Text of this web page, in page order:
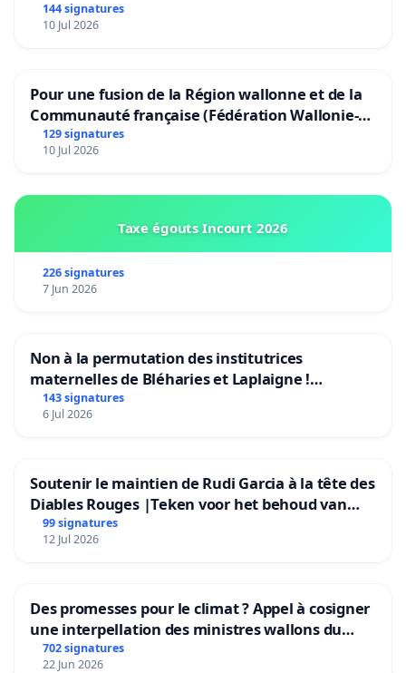
144 signatures
10 Jul 2026
Pour une fusion de la Région wallonne et de la
Communauté française (Fédération Wallonie-
Bruxelles)
129 signatures
10 Jul 2026
Taxe égouts Incourt 2026
226 signatures
7 Jun 2026
Non à la permutation des institutrices
maternelles de Bléharies et Laplaigne !
Préservons la stabilité de nos enfants.
143 signatures
6 Jul 2026
Soutenir le maintien de Rudi Garcia à la tête des
Diables Rouges |Teken voor het behoud van
Rudi Garcia als bondscoach
99 signatures
12 Jul 2026
Des promesses pour le climat ? Appel à cosigner
une interpellation des ministres wallons du
climat et de l’environnement.
702 signatures
22 Jun 2026